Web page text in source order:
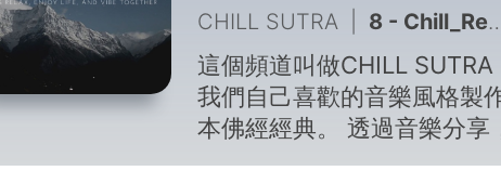
CHILL SUTRA 8 - Chill_Rebirth to Pureland Mantra 往生咒 消除業力 從此刻開始
這個頻道叫做CHILL SUTRA
我們自己喜歡的音樂風格製
本佛經經典。 透過音樂分享
靜與活得舒適自在，享受每